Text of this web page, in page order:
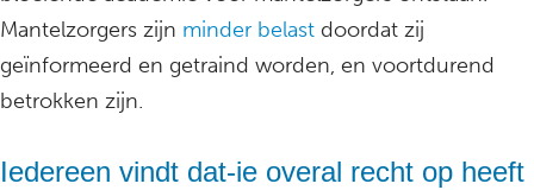
Mantelzorgers zijn minder belast doordat zij
geïnformeerd en getraind worden, en voortdurend
betrokken zijn.
Iedereen vindt dat-ie overal recht op heeft